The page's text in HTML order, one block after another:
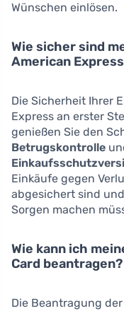
Wünschen einlösen.
Wie sicher sind
American
Die Sicherheit Ihrer
Express an erster
genießen Sie den
Betrugskontrolle
Einkäufe gegen
abgesichert sind
Sorgen machen
Wie kann ich
Card beantragen?
Die Beantragung